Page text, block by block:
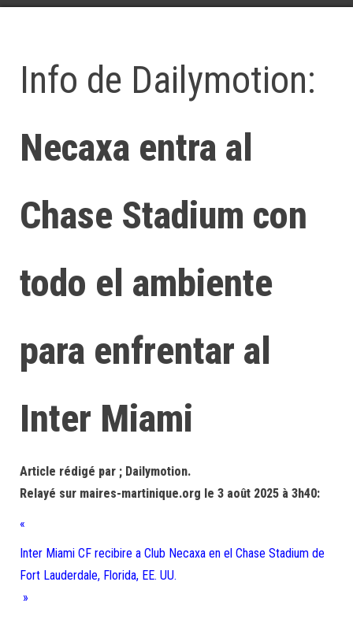
Info de Dailymotion:
Necaxa entra al
Chase Stadium con
todo el ambiente
para enfrentar al
Inter Miami
Article rédigé par ; Dailymotion.
Relayé sur maires-martinique.org le 3 août 2025 à 3h40:
«
Inter Miami CF recibire a Club Necaxa en el Chase Stadium de
Fort Lauderdale, Florida, EE. UU.
»